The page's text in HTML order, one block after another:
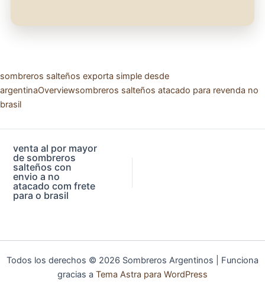
sombreros salteños exporta simple desde
argentinaOverviewsombreros salteños atacado para revenda no
brasil
venta al por mayor
de sombreros
salteños con
envio a no
atacado com frete
para o brasil
Todos los derechos © 2026 Sombreros Argentinos | Funciona
gracias a Tema Astra para WordPress